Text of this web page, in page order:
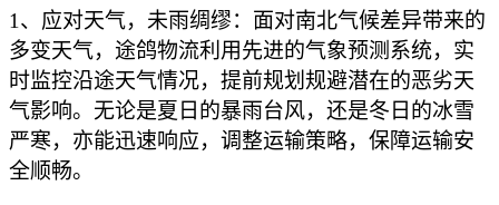
1、应对天气，未雨绸缪：面对南北气候差异带来的
多变天气，途鸽物流利用先进的气象预测系统，实
时监控沿途天气情况，提前规划规避潜在的恶劣天
气影响。无论是夏日的暴雨台风，还是冬日的冰雪
严寒，亦能迅速响应，调整运输策略，保障运输安
全顺畅。